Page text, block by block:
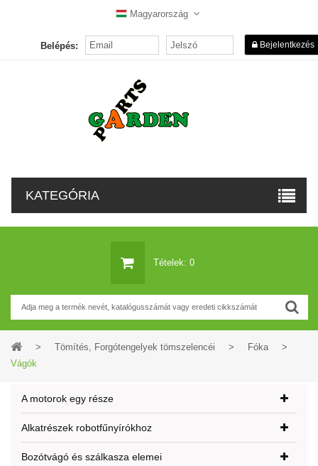
Magyarország
Belépés: Bejelentkezés
KATEGÓRIA
Tételek: 0
> Tömítés, Forgótengelyek tömszelencéi > Fóka
>
Vágók
A motorok egy része
Alkatrészek robotfűnyírókhoz
Bozótvágó és szálkasza elemei